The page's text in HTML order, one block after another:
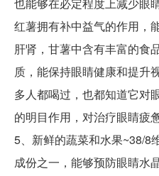
也能够在必定程度上减少眼
红薯拥有补中益气的作用，
肝肾，甘薯中含有丰富的食
质，能保持眼睛健康和提升
多人都喝过，也都知道它对
的明目作用，对治疗眼睛疲
5、新鲜的蔬菜和水果~38/8
成份之一，能够预防眼睛水